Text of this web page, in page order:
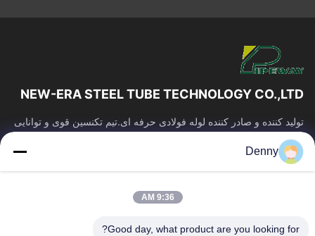
NEW-ERA STEEL TUBE TECHNOLOGY CO.,LTD
تولید کننده و صادر کننده لوله فولادی حرفه ای.تیم تکنسین قوی و توانایی
ساخت.کیفیت لوله پایدار و قیمت رقابتی.
پیوندهای سریع
درباره ما
تور کارخانه
کنترل کیفیت
Denny
9:36 AM
Good day, what product are you looking for?